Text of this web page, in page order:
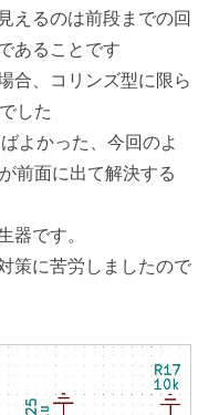
えるのは前段までの回
あることです
合、コリンズ型に限ら
した
よかった、今回のよ
前面に出て解決する
器です。
策に苦労しましたので